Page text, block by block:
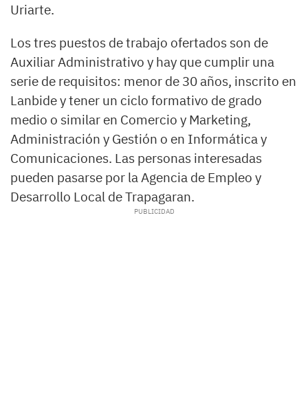
Uriarte.
Los tres puestos de trabajo ofertados son de
Auxiliar Administrativo y hay que cumplir una
serie de requisitos: menor de 30 años, inscrito en
Lanbide y tener un ciclo formativo de grado
medio o similar en Comercio y Marketing,
Administración y Gestión o en Informática y
Comunicaciones. Las personas interesadas
pueden pasarse por la Agencia de Empleo y
Desarrollo Local de Trapagaran.